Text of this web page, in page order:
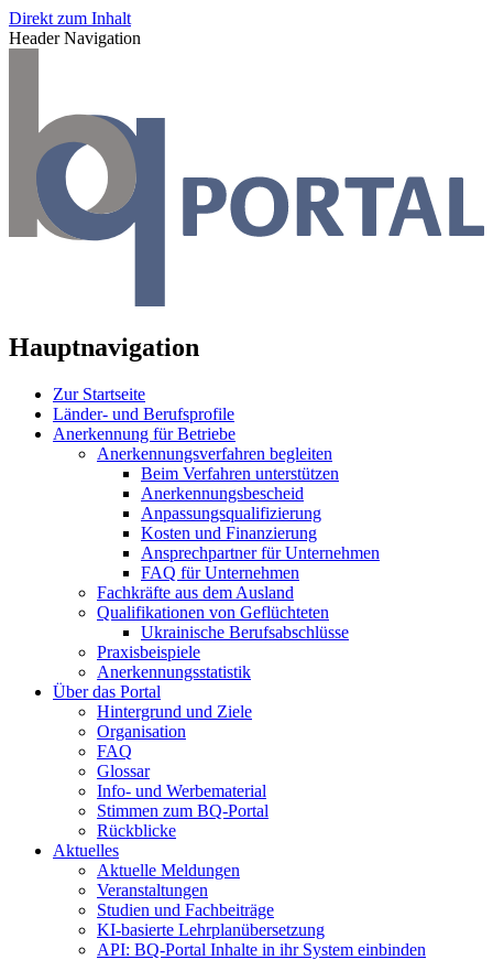
Direkt zum Inhalt
Header Navigation
Hauptnavigation
Zur Startseite
Länder- und Berufsprofile
Anerkennung für Betriebe
Anerkennungsverfahren begleiten
Beim Verfahren unterstützen
Anerkennungsbescheid
Anpassungsqualifizierung
Kosten und Finanzierung
Ansprechpartner für Unternehmen
FAQ für Unternehmen
Fachkräfte aus dem Ausland
Qualifikationen von Geflüchteten
Ukrainische Berufsabschlüsse
Praxisbeispiele
Anerkennungsstatistik
Über das Portal
Hintergrund und Ziele
Organisation
FAQ
Glossar
Info- und Werbematerial
Stimmen zum BQ-Portal
Rückblicke
Aktuelles
Aktuelle Meldungen
Veranstaltungen
Studien und Fachbeiträge
KI-basierte Lehrplanübersetzung
API: BQ-Portal Inhalte in ihr System einbinden